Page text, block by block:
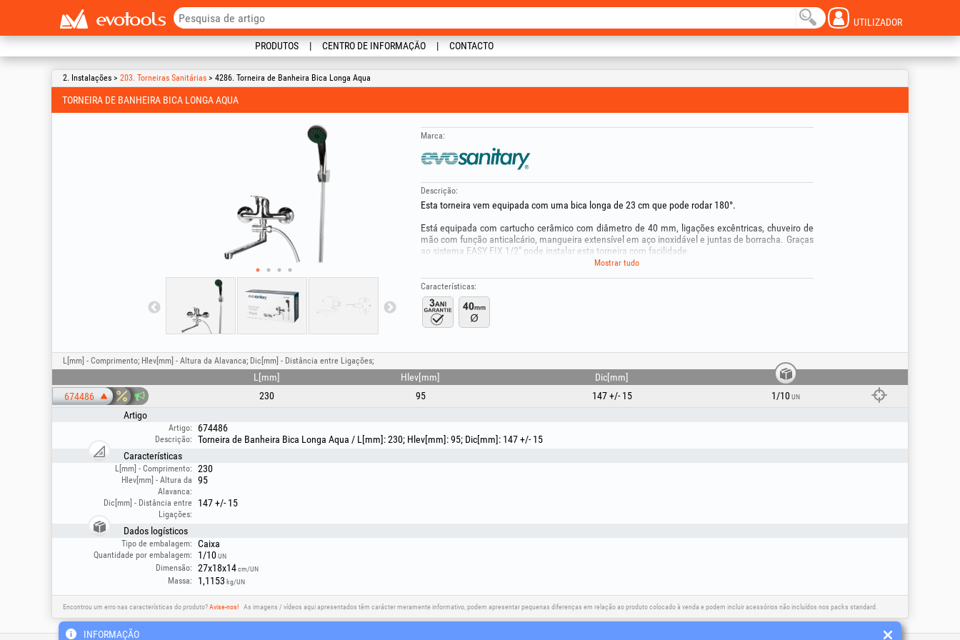
UTILIZADOR
PRODUTOS CENTRO DE INFORMAÇÃO CONTACTO
2. Instalações > 203. Torneiras Sanitárias > 4286. Torneira de Banheira Bica Longa Aqua
TORNEIRA DE BANHEIRA BICA LONGA AQUA
Marca:
Descrição:
Esta torneira vem equipada com uma bica longa de 23 cm que pode rodar 180°.
Está equipada com cartucho cerâmico com diâmetro de 40 mm, ligações excêntricas, chuveiro de
mão com função anticalcário, mangueira extensível em aço inoxidável e juntas de borracha. Graças
ao sistema EASY FIX 1/2" pode instalar esta torneira com facilidade.
utilizando agentes de limpeza não agressivos e um pano macio.
GARANTIA 3 ANOS
Manter fora do alcance das crianças! Utilize o produto apenas para o fim a que se destina! Para sua
pessoal autorizado! O produto deve ser utilizado apenas com acessórios e consumíveis
Mostrar tudo
Características:
L[mm] - Comprimento; Hlev[mm] - Altura da Alavanca; Dic[mm] - Distância entre Ligações;
L[mm] Hlev[mm]
Dic[mm]
674486
230 95 147 +/- 15 1/10UN
Artigo
Artigo: 674486
Descrição:
Torneira de Banheira Bica Longa Aqua / L[mm]: 230; Hlev[mm]: 95; Dic[mm]: 147 +/- 15
Características
L[mm] - Comprimento: 230
Hlev[mm] - Altura da
Alavanca:
95
Dic[mm] - Distância entre
Ligações:
147 +/- 15
Dados logísticos
Tipo de embalagem: Caixa
Quantidade por embalagem: 1/10UN
Dimensão: 27x18x14cm/UN
Massa: 1,1153 kg/UN
Encontrou um erro nas características do produto?Avise-nos! As imagens / vídeos aqui apresentados têm carácter meramente informativo, podem apresentar pequenas diferenças em relação ao produto colocado à venda e podem incluir acessórios não incluídos nos packs standard.
INFORMAÇÃO